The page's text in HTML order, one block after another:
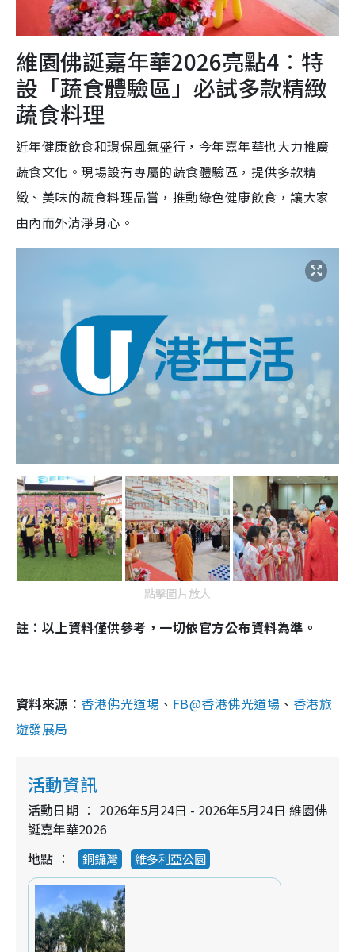
維園佛誕嘉年華2026亮點4︰特
設「蔬食體驗區」必試多款精緻
蔬食料理
近年健康飲食和環保風氣盛行，今年嘉年華也大力推廣
蔬食文化。現場設有專屬的蔬食體驗區，提供多款精
緻、美味的蔬食料理品嘗，推動綠色健康飲食，讓大家
由內而外清淨身心。
點擊圖片放大
註︰以上資料僅供參考，一切依官方公布資料為準。
資料來源︰ 香港佛光道場 、 FB@香港佛光道場 、 香港旅
遊發展局
活動資訊
活動日期
2026年5月24日 - 2026年5月24日 維園佛
誕嘉年華2026
地點
銅鑼灣 維多利亞公園